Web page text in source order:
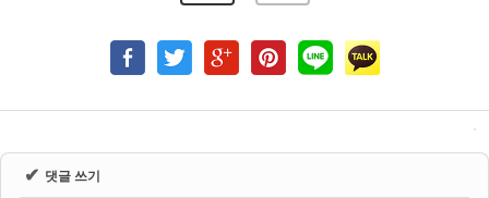
✔ 댓글 쓰기